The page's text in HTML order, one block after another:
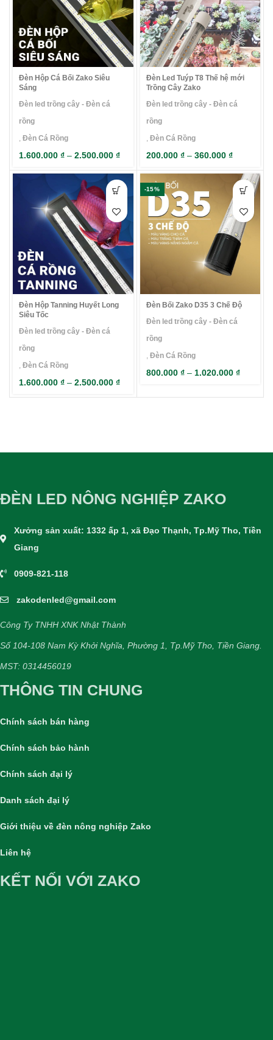
Đèn Hộp Cá Bối Zako Siêu
Sáng
Đèn led trồng cây - Đèn cá
rồng
, Đèn Cá Rồng
1.600.000 ₫ – 2.500.000 ₫
Đèn Led Tuýp T8 Thế hệ mới
Trồng Cây Zako
Đèn led trồng cây - Đèn cá
rồng
, Đèn Cá Rồng
200.000 ₫– 360.000 ₫
Đèn Hộp Tanning Huyết Long
Siêu Tốc
Đèn led trồng cây - Đèn cá
rồng
Đèn Cá Rồng
1.600.000 ₫ – 2.500.000 ₫
-15%
Đèn Bối Zako D35 3 Chế Độ
Đèn led trồng cây - Đèn cá
rồng
Đèn Cá Rồng
800.000 ₫– 1.020.000 ₫
ĐÈN LED NÔNG NGHIỆP ZAKO
Xưởng sản xuất: 1332 ấp 1, xã Đạo Thạnh, Tp.Mỹ Tho, Tiền
Giang
0909-821-118
zakodenled@gmail.com
Công Ty TNHH XNK Nhật Thành
Số 104-108 Nam Kỳ Khởi Nghĩa, Phường 1, Tp.Mỹ Tho, Tiền Giang.
MST: 0314456019
THÔNG TIN CHUNG
Chính sách bán hàng
Chính sách bảo hành
Chính sách đại lý
Danh sách đại lý
Giới thiệu về đèn nông nghiệp Zako
Liên hệ
KẾT NỐI VỚI ZAKO